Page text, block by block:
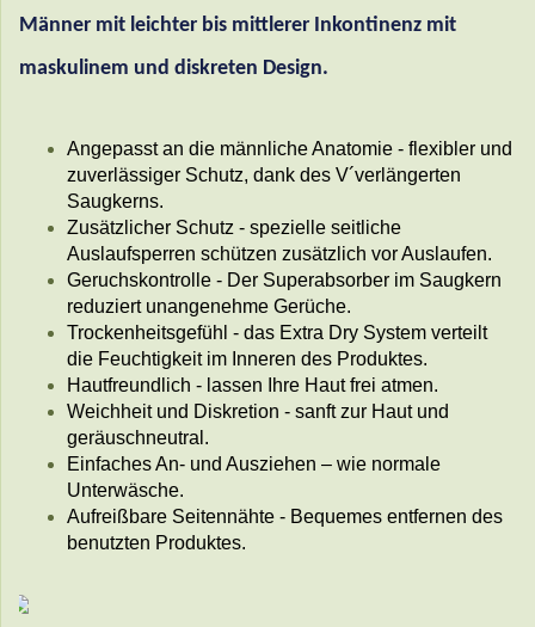
Männer mit leichter bis mittlerer Inkontinenz mit
maskulinem und diskreten Design.
Angepasst an die männliche Anatomie - flexibler und
zuverlässiger Schutz, dank des V´verlängerten
Saugkerns.
Zusätzlicher Schutz - spezielle seitliche
Auslaufsperren schützen zusätzlich vor Auslaufen.
Geruchskontrolle - Der Superabsorber im Saugkern
reduziert unangenehme Gerüche.
Trockenheitsgefühl - das Extra Dry System verteilt
die Feuchtigkeit im Inneren des Produktes.
Hautfreundlich - lassen Ihre Haut frei atmen.
Weichheit und Diskretion - sanft zur Haut und
geräuschneutral.
Einfaches An- und Ausziehen – wie normale
Unterwäsche.
Aufreißbare Seitennähte - Bequemes entfernen des
benutzten Produktes.